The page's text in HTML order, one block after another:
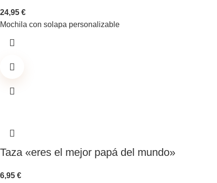
24,95 €
Mochila con solapa personalizable
Taza «eres el mejor papá del mundo»
6,95 €